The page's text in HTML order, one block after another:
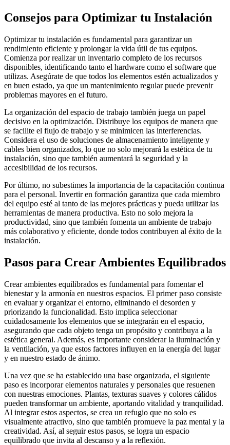
Consejos para Optimizar tu Instalación
Optimizar tu instalación es fundamental para garantizar un
rendimiento eficiente y prolongar la vida útil de tus equipos.
Comienza por realizar un inventario completo de los recursos
disponibles, identificando tanto el hardware como el software que
utilizas. Asegúrate de que todos los elementos estén actualizados y
en buen estado, ya que un mantenimiento regular puede prevenir
problemas mayores en el futuro.
La organización del espacio de trabajo también juega un papel
decisivo en la optimización. Distribuye los equipos de manera que
se facilite el flujo de trabajo y se minimicen las interferencias.
Considera el uso de soluciones de almacenamiento inteligente y
cables bien organizados, lo que no solo mejorará la estética de tu
instalación, sino que también aumentará la seguridad y la
accesibilidad de los recursos.
Por último, no subestimes la importancia de la capacitación continua
para el personal. Invertir en formación garantiza que cada miembro
del equipo esté al tanto de las mejores prácticas y pueda utilizar las
herramientas de manera productiva. Esto no solo mejora la
productividad, sino que también fomenta un ambiente de trabajo
más colaborativo y eficiente, donde todos contribuyen al éxito de la
instalación.
Pasos para Crear Ambientes Equilibrados
Crear ambientes equilibrados es fundamental para fomentar el
bienestar y la armonía en nuestros espacios. El primer paso consiste
en evaluar y organizar el entorno, eliminando el desorden y
priorizando la funcionalidad. Esto implica seleccionar
cuidadosamente los elementos que se integrarán en el espacio,
asegurando que cada objeto tenga un propósito y contribuya a la
estética general. Además, es importante considerar la iluminación y
la ventilación, ya que estos factores influyen en la energía del lugar
y en nuestro estado de ánimo.
Una vez que se ha establecido una base organizada, el siguiente
paso es incorporar elementos naturales y personales que resuenen
con nuestras emociones. Plantas, texturas suaves y colores cálidos
pueden transformar un ambiente, aportando vitalidad y tranquilidad.
Al integrar estos aspectos, se crea un refugio que no solo es
visualmente atractivo, sino que también promueve la paz mental y la
creatividad. Así, al seguir estos pasos, se logra un espacio
equilibrado que invita al descanso y a la reflexión.